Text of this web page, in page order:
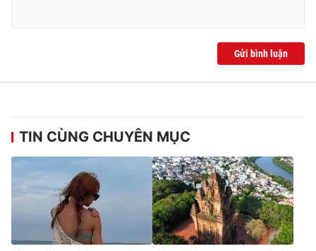
Gửi bình luận
TIN CÙNG CHUYÊN MỤC